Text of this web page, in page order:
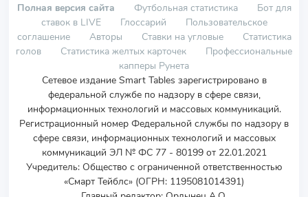
Полная версия сайта Футбольная статистика
Бот для
ставок в LIVE
Глоссарий
Пользовательское
соглашение
Авторы Ставки на угловые
Статистика
голов
Статистика желтых карточек
Профессиональные
капперы Рунета
Сетевое издание Smart Tables зарегистрировано в
федеральной службе по надзору в сфере связи,
информационных технологий и массовых коммуникаций.
Регистрационный номер Федеральной службы по надзору в
сфере связи, информационных технологий и массовых
коммуникаций ЭЛ № ФС 77 - 80199 от 22.01.2021
Учредитель: Общество с ограниченной ответственностью
«Смарт Тейблс» (ОГРН: 1195081014391)